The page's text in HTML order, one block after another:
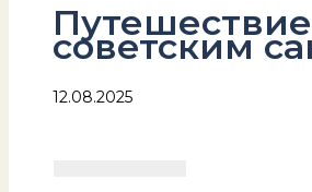
советским
12.08.2025